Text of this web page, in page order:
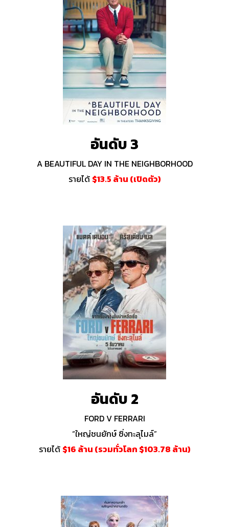
อันดับ 3
A BEAUTIFUL DAY IN THE NEIGHBORHOOD
รายได้ $13.5 ล้าน (เปิดตัว)
อันดับ 2
FORD V FERRARI
“ใหญ่ชนยักษ์ ซิ่งทะลุไมล์”
รายได้ $16 ล้าน (รวมทั่วโลก $103.78 ล้าน)